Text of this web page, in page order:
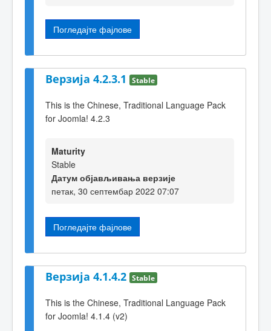
Погледајте фајлове
Верзија 4.2.3.1 Stable
This is the Chinese, Traditional Language Pack
for Joomla! 4.2.3
Maturity
Stable
Датум објављивања верзије
петак, 30 септембар 2022 07:07
Погледајте фајлове
Верзија 4.1.4.2 Stable
This is the Chinese, Traditional Language Pack
for Joomla! 4.1.4 (v2)